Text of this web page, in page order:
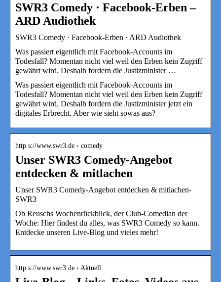
SWR3 Comedy · Facebook-Erben –
ARD Audiothek
SWR3 Comedy · Facebook-Erben · ARD Audiothek
Was passiert eigentlich mit Facebook-Accounts im
Todesfall? Momentan nicht viel weil den Erben kein Zugriff
gewährt wird. Deshalb fordern die Justizminister …
Was passiert eigentlich mit Facebook-Accounts im
Todesfall? Momentan nicht viel weil den Erben kein Zugriff
gewährt wird. Deshalb fordern die Justizminister jetzt ein
digitales Erbrecht. Aber wie sieht sowas aus?
http s://www.swr3.de › comedy
Unser SWR3 Comedy-Angebot
entdecken & mitlachen
Unser SWR3 Comedy-Angebot entdecken & mitlachen-
SWR3
Ob Reuschs Wochenrückblick, der Club-Comedian der
Woche: Hier findest du alles, was SWR3 Comedy so kann.
Entdecke unseren Live-Blog und vieles mehr!
http s://www.swr3.de › Aktuell